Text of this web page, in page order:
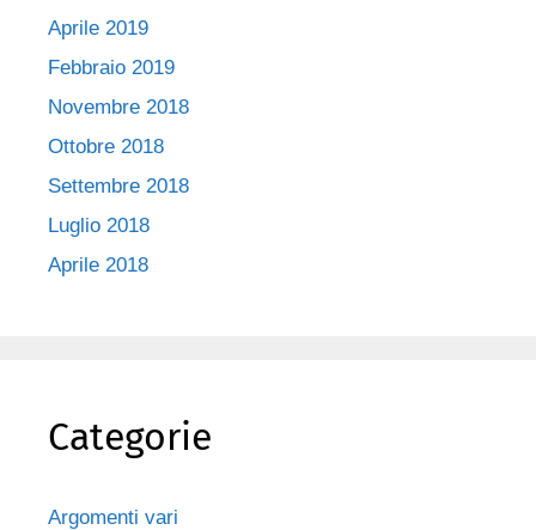
Aprile 2019
Febbraio 2019
Novembre 2018
Ottobre 2018
Settembre 2018
Luglio 2018
Aprile 2018
Categorie
Argomenti vari